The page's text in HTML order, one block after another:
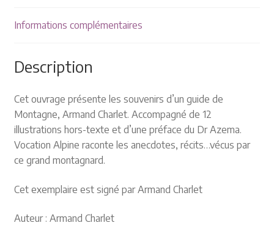
Informations complémentaires
Description
Cet ouvrage présente les souvenirs d’un guide de
Montagne, Armand Charlet. Accompagné de 12
illustrations hors-texte et d’une préface du Dr Azema.
Vocation Alpine raconte les anecdotes, récits…vécus par
ce grand montagnard.
Cet exemplaire est signé par Armand Charlet
Auteur : Armand Charlet